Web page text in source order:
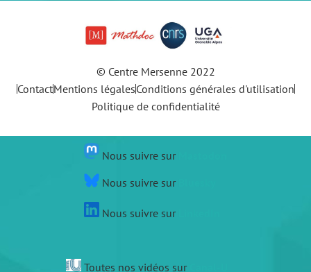
© Centre Mersenne 2022
ContactMentions légalesConditions générales d'utilisation
Politique de confidentialité
Nous suivre sur
Nous suivre sur
Nous suivre sur
Toutes nos vidéos sur